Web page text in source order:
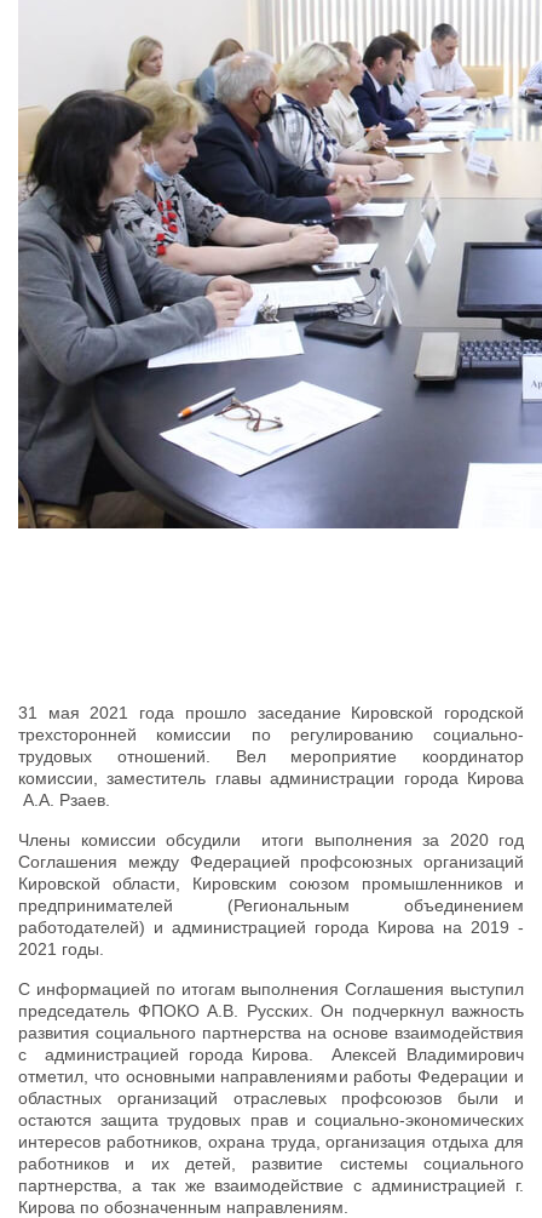
31 мая 2021 года прошло заседание Кировской городской
трехсторонней комиссии по регулированию социально-
трудовых отношений. Вел мероприятие координатор
комиссии, заместитель главы администрации города Кирова
А.А. Рзаев.
Члены комиссии обсудили итоги выполнения за 2020 год
Соглашения между Федерацией профсоюзных организаций
Кировской области, Кировским союзом промышленников и
предпринимателей (Региональным объединением
работодателей) и администрацией города Кирова на 2019 -
2021 годы.
С информацией по итогам выполнения Соглашения выступил
председатель ФПОКО А.В. Русских. Он подчеркнул важность
развития социального партнерства на основе взаимодействия
с администрацией города Кирова. Алексей Владимирович
отметил, что основными направлениями работы Федерации и
областных организаций отраслевых профсоюзов были и
остаются защита трудовых прав и социально-экономических
интересов работников, охрана труда, организация отдыха для
работников и их детей, развитие системы социального
партнерства, а так же взаимодействие с администрацией г.
Кирова по обозначенным направлениям.